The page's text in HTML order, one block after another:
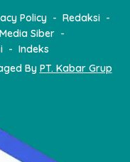
Policy
Redaksi
Siber
Indeks
By PT. Kabar Grup